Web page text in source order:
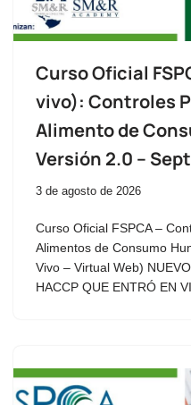
Curso Oficial
vivo): Controles
Alimento de
Versión 2.0 –
3 de agosto de 2026
Curso Oficial FSPCA –
Alimentos de Consumo
Vivo – Virtual Web)
HACCP QUE ENTRÓ EN